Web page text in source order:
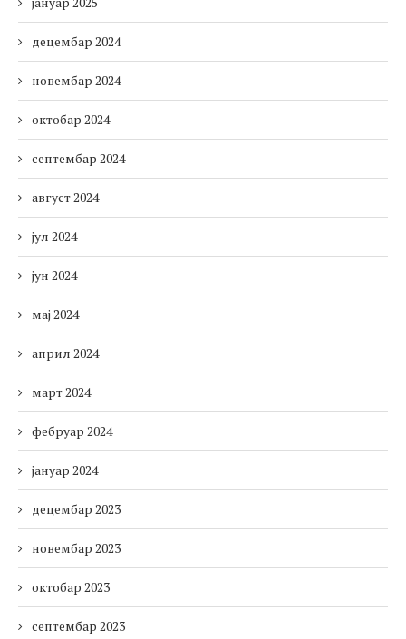
децембар 2024
новембар 2024
октобар 2024
септембар 2024
август 2024
јул 2024
јун 2024
мај 2024
април 2024
март 2024
фебруар 2024
јануар 2024
децембар 2023
новембар 2023
октобар 2023
септембар 2023